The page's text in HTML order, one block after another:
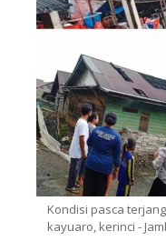
Kondisi pasca
kayuaro, kerinci -